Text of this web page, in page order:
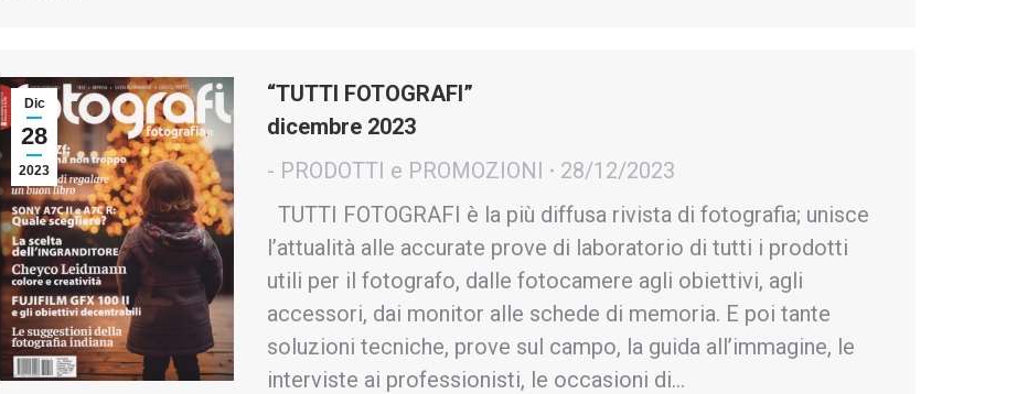
Dic
28
2023
“TUTTI FOTOGRAFI”
dicembre 2023
- PRODOTTI e PROMOZIONI
28/12/2023
TUTTI FOTOGRAFI è la più diffusa rivista di fotografia; unisce
l’attualità alle accurate prove di laboratorio di tutti i prodotti
utili per il fotografo, dalle fotocamere agli obiettivi, agli
accessori, dai monitor alle schede di memoria. E poi tante
soluzioni tecniche, prove sul campo, la guida all’immagine, le
interviste ai professionisti, le occasioni di…